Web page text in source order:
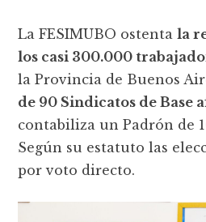
La FESIMUBO ostentala
los casi 300.000
la Provincia de Buenos
de 90 Sindicatos de Base
contabiliza un Padrón de
Según su estatuto las
por voto directo.